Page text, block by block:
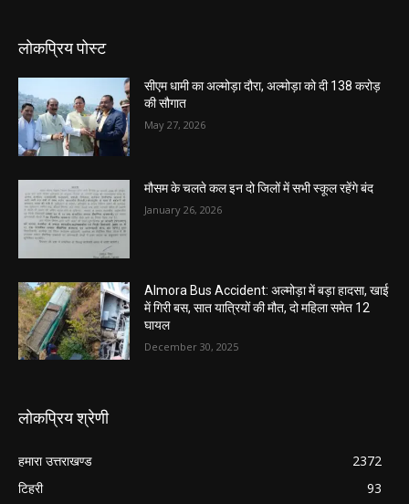
लोकप्रिय पोस्ट
सीएम धामी का अल्मोड़ा दौरा, अल्मोड़ा को दी 138 करोड़
की सौगात
May 27, 2026
मौसम के चलते कल इन दो जिलों में सभी स्कूल रहेंगे बंद
January 26, 2026
Almora Bus Accident: अल्मोड़ा में बड़ा हादसा, खाई
में गिरी बस, सात यात्रियों की मौत, दो महिला समेत 12
घायल
December 30, 2025
लोकप्रिय श्रेणी
हमारा उत्तराखण्ड
2372
टिहरी
93